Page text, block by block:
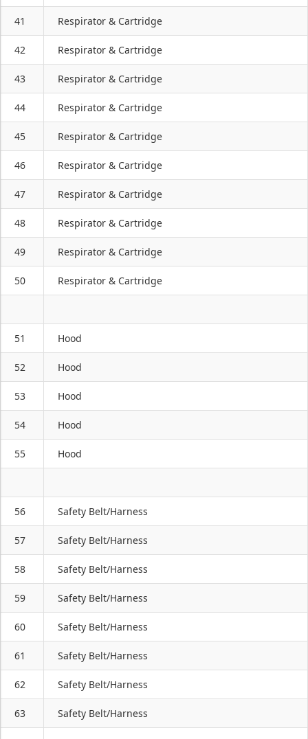
41 Respirator & Cartridge
42 Respirator & Cartridge
43 Respirator & Cartridge
44 Respirator & Cartridge
45 Respirator & Cartridge
46 Respirator & Cartridge
47 Respirator & Cartridge
48 Respirator & Cartridge
49 Respirator & Cartridge
50 Respirator & Cartridge
51 Hood
52 Hood
53 Hood
54 Hood
55 Hood
56 Safety Belt/Harness
57 Safety Belt/Harness
58 Safety Belt/Harness
59 Safety Belt/Harness
60 Safety Belt/Harness
61 Safety Belt/Harness
62 Safety Belt/Harness
63 Safety Belt/Harness